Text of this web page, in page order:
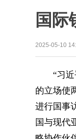
国际
2025-05-10
“习近平
的立场使
进行国事
国与现代